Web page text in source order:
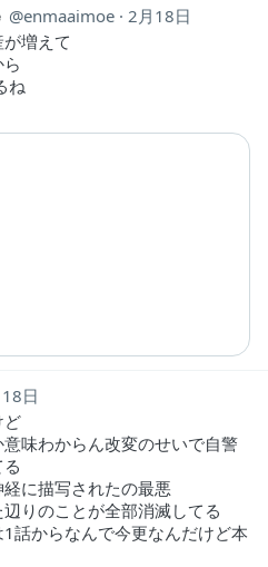
enmaaimoe
2月18日
増えて
ね
日
ど
味わからん改変のせいで自警
に描写されたの最悪
りのことが全部消滅してる
話からなんで今更なんだけど本